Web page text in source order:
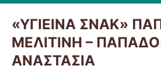
«ΥΓΙΕΙΝΑ ΣΝΑΚ»
ΜΕΛΙΤΙΝΗ –
ΑΝΑΣΤΑΣΙΑ